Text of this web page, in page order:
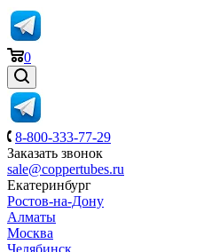
0
8-800-333-77-29
Заказать звонок
sale@coppertubes.ru
Екатеринбург
Ростов-на-Дону
Алматы
Москва
Челябинск